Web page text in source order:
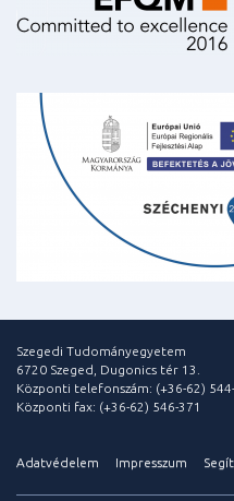
Szegedi Tudományegyetem
6720 Szeged, Dugonics tér 13.
Központi telefonszám: (+36-62)
Központi fax: (+36-62) 546-371
Adatvédelem Impresszum